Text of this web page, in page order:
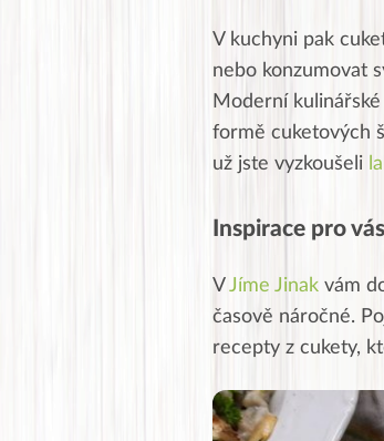
V kuchyni pak
nebo konzumovat
Moderní
formě cuketových
už jste vyzkoušeli
Inspirace pro
VJíme Jinak vám
časově náročné.
recepty z cukety,